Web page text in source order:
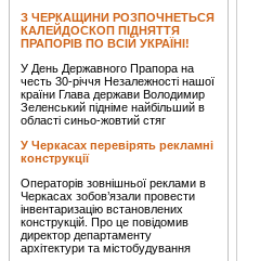
З ЧЕРКАЩИНИ РОЗПОЧНЕТЬСЯ
КАЛЕЙДОСКОП ПІДНЯТТЯ
ПРАПОРІВ ПО ВСІЙ УКРАЇНІ!
У День Державного Прапора на
честь 30-річчя Незалежності нашої
країни Глава держави Володимир
Зеленський підніме найбільший в
області синьо-жовтий стяг
У Черкасах перевірять рекламні
конструкції
Операторів зовнішньої реклами в
Черкасах зобов’язали провести
інвентаризацію встановлених
конструкцій. Про це повідомив
директор департаменту
архітектури та містобудування